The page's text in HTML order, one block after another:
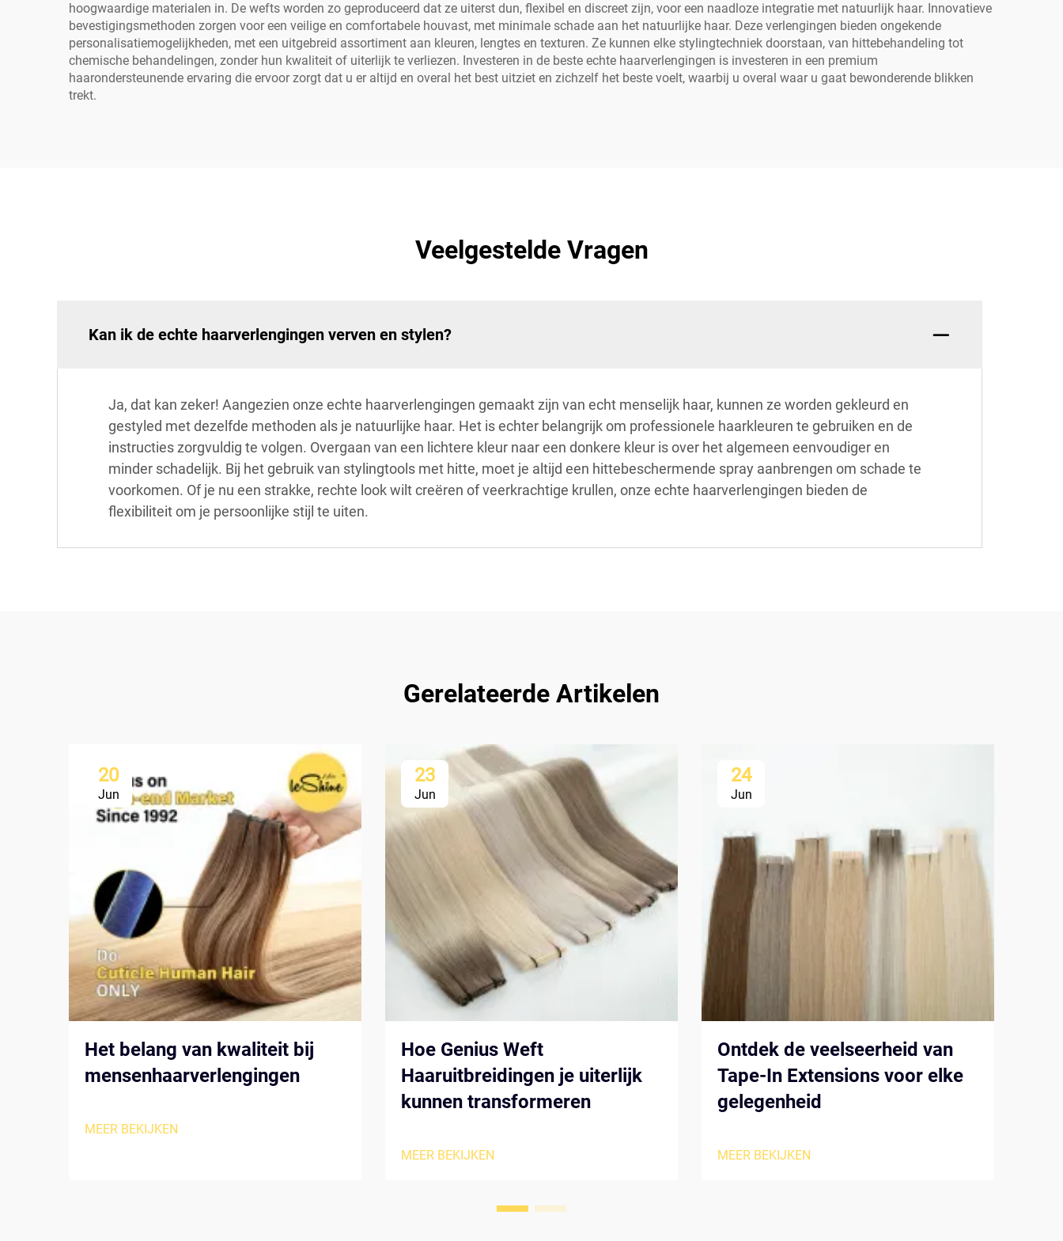
hoogwaardige materialen in. De wefts worden zo geproduceerd dat ze uiterst dun, flexibel en discreet zijn, voor een naadloze integratie met natuurlijk haar. Innovatieve
bevestigingsmethoden zorgen voor een veilige en comfortabele houvast, met minimale schade aan het natuurlijke haar. Deze verlengingen bieden ongekende
personalisatiemogelijkheden, met een uitgebreid assortiment aan kleuren, lengtes en texturen. Ze kunnen elke stylingtechniek doorstaan, van hittebehandeling tot
chemische behandelingen, zonder hun kwaliteit of uiterlijk te verliezen. Investeren in de beste echte haarverlengingen is investeren in een premium
haarondersteunende ervaring die ervoor zorgt dat u er altijd en overal het best uitziet en zichzelf het beste voelt, waarbij u overal waar u gaat bewonderende blikken
trekt.
Veelgestelde Vragen
Kan ik de echte haarverlengingen verven en stylen?
Ja, dat kan zeker! Aangezien onze echte haarverlengingen gemaakt zijn van echt menselijk haar, kunnen ze worden gekleurd en
gestyled met dezelfde methoden als je natuurlijke haar. Het is echter belangrijk om professionele haarkleuren te gebruiken en de
instructies zorgvuldig te volgen. Overgaan van een lichtere kleur naar een donkere kleur is over het algemeen eenvoudiger en
minder schadelijk. Bij het gebruik van stylingtools met hitte, moet je altijd een hittebeschermende spray aanbrengen om schade te
voorkomen. Of je nu een strakke, rechte look wilt creëren of veerkrachtige krullen, onze echte haarverlengingen bieden de
flexibiliteit om je persoonlijke stijl te uiten.
Gerelateerde Artikelen
20
Jun
Het belang van kwaliteit bij
mensenhaarverlengingen
MEER BEKIJKEN
23
Jun
Hoe Genius Weft
Haaruitbreidingen je uiterlijk
kunnen transformeren
MEER BEKIJKEN
24
Jun
Ontdek de veelseerheid van
Tape-In Extensions voor elke
gelegenheid
MEER BEKIJKEN